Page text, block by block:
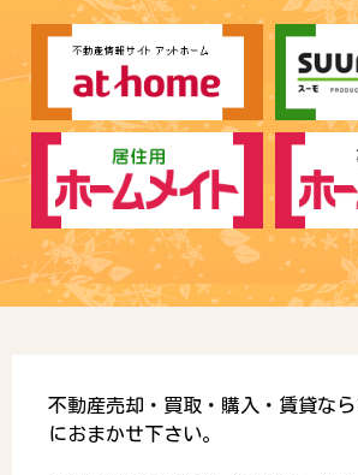
不動産売却・買取・購入・賃貸な
におまかせ下さい。